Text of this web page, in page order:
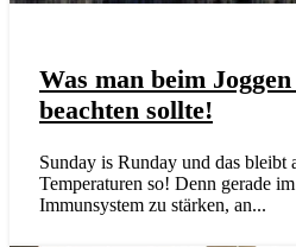
Was man beim
beachten sollte!
Sunday is Runday und das bleibt
Temperaturen so! Denn gerade
Immunsystem zu stärken, an...